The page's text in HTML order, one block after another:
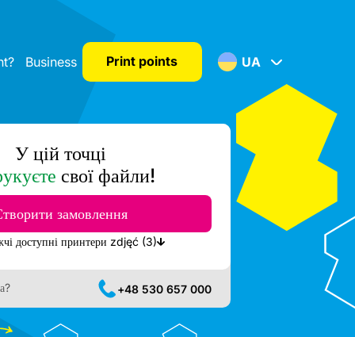
Business Print points UA
У цій точці
свої файли!
замовлення
Показати найближчі доступні принтери zdjęć (3)
+48 530 657 000